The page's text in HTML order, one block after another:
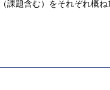
題含む）をそれぞれ概ね